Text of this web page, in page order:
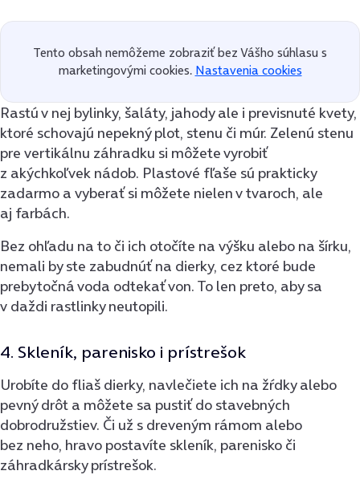
Tento obsah nemôžeme zobraziť bez Vášho súhlasu s
marketingovými cookies. Nastavenia cookies
Rastú v nej bylinky, šaláty, jahody ale i previsnuté kvety,
ktoré schovajú nepekný plot, stenu či múr. Zelenú stenu
pre vertikálnu záhradku si môžete vyrobiť
z akýchkoľvek nádob. Plastové fľaše sú prakticky
zadarmo a vyberať si môžete nielen v tvaroch, ale
aj farbách.
Bez ohľadu na to či ich otočíte na výšku alebo na šírku,
nemali by ste zabudnúť na dierky, cez ktoré bude
prebytočná voda odtekať von. To len preto, aby sa
v daždi rastlinky neutopili.
4. Skleník, parenisko i prístrešok
Urobíte do fliaš dierky, navlečiete ich na žŕdky alebo
pevný drôt a môžete sa pustiť do stavebných
dobrodružstiev. Či už s dreveným rámom alebo
bez neho, hravo postavíte skleník, parenisko či
záhradkársky prístrešok.